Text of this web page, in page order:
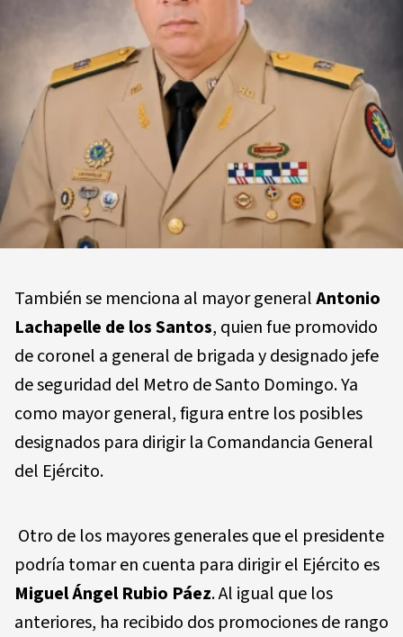
También se menciona al mayor generalAntonio
Lachapelle de los Santos, quien fue promovido
de coronel a general de brigada y designado jefe
de seguridad del Metro de Santo Domingo. Ya
como mayor general, figura entre los posibles
designados para dirigir la Comandancia General
del Ejército.
Otro de los mayores generales que el presidente
podría tomar en cuenta para dirigir el Ejército es
Miguel Ángel Rubio Páez. Al igual que los
anteriores, ha recibido dos promociones de rango